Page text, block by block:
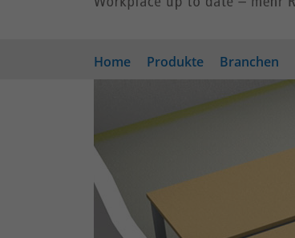
Home Produkte Branchen